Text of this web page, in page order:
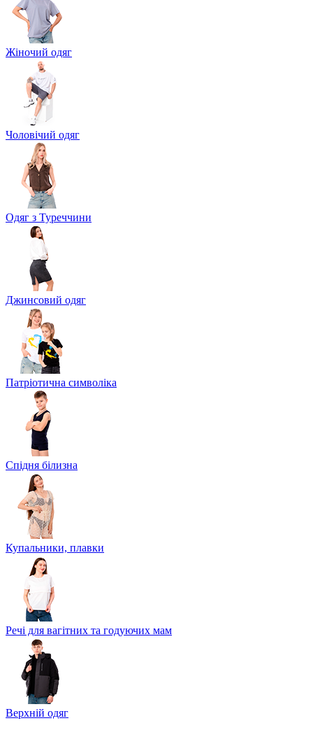
Жіночий одяг
Чоловічий одяг
Одяг з Туреччини
Джинсовий одяг
Патріотична символіка
Спідня білизна
Купальники, плавки
Речі для вагітних та годуючих мам
Верхній одяг